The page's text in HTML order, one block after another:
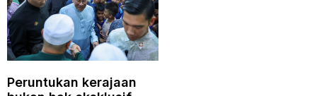
Peruntukan kerajaan